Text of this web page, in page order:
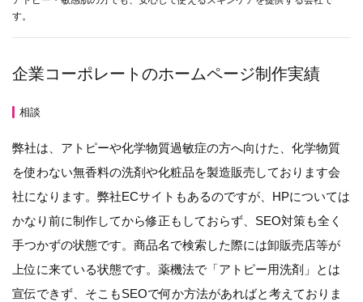
す。
企業コーポレートのホームページ制作実績
相談
弊社は、アトピーや化学物質過敏症の方へ向けた、化学物質
を使わない無香料の洗剤や化粧品を製造販売しております会
社になります。弊社ECサイトもあるのですが、HPについては
かなり前に制作してから修正もしておらず、SEO対策も全く
手つかずの状態です。商品名で検索した際には卸販売店等が
上位に来ている状態です。薬機法で「アトピー用洗剤」とは
宣伝できず、そこもSEOで何か方法があればと考えておりま